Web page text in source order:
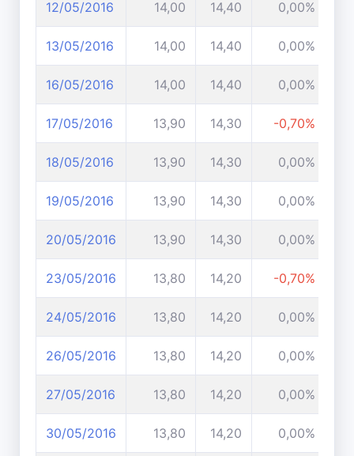
12/05/2016 14,00 14,40 0,00%
13/05/2016 14,00 14,40 0,00%
16/05/2016 14,00 14,40 0,00%
17/05/2016 13,90 14,30 -0,70%
18/05/2016 13,90 14,30 0,00%
19/05/2016 13,90 14,30 0,00%
20/05/2016 13,90 14,30 0,00%
23/05/2016 13,80 14,20 -0,70%
24/05/2016 13,80 14,20 0,00%
26/05/2016 13,80 14,20 0,00%
27/05/2016 13,80 14,20 0,00%
30/05/2016 13,80 14,20 0,00%